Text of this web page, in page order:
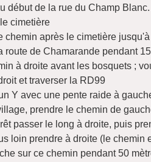
début de la rue du Champ Blanc.
cimetière
chemin après le cimetière
route de Chamarande pendant
à droite avant les bosquets ;
et traverser la RD99
Y avec une pente raide à
prendre le chemin de
passer le long à droite, puis
loin prendre à droite (le chemin
sur ce chemin pendant 50